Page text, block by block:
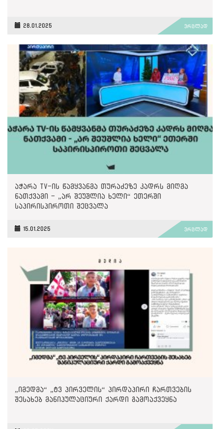
28.01.2025 ვრცლად
აჭარა TV-ის წამყვანმა თურაძეზე კადრს მიღმა
ნათქვამი - „არ შეუშლია ხელი“ ეთერში
საპირისპიროთი შეცვალა
15.01.2025 ვრცლად
„იმედმა“ „ტვ პირველის“ პირდაპირი ჩართვების
შესახებ მანიპულაციური ქარდი გამოაქვეყნა